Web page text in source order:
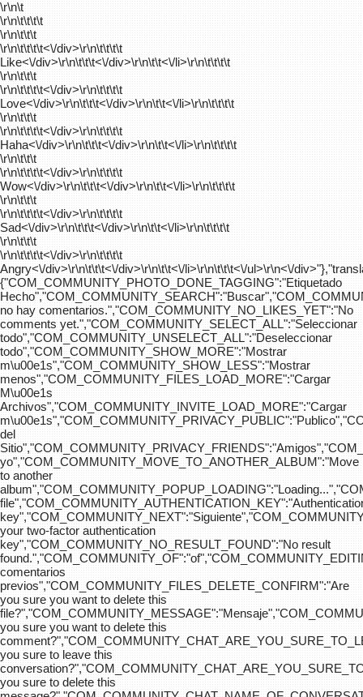
\r\n\t
\r\n\t\t\t\t
\r\n\t\t\t
\r\n\t\t\t\t<\/div>\r\n\t\t\t\t
Like<\/div>\r\n\t\t\t<\/div>\r\n\t\t<\/li>\r\n\t\t\t\t
\r\n\t\t\t
\r\n\t\t\t\t<\/div>\r\n\t\t\t\t
Love<\/div>\r\n\t\t\t<\/div>\r\n\t\t<\/li>\r\n\t\t\t\t
\r\n\t\t\t
\r\n\t\t\t\t<\/div>\r\n\t\t\t\t
Haha<\/div>\r\n\t\t\t<\/div>\r\n\t\t<\/li>\r\n\t\t\t\t
\r\n\t\t\t
\r\n\t\t\t\t<\/div>\r\n\t\t\t\t
Wow<\/div>\r\n\t\t\t<\/div>\r\n\t\t<\/li>\r\n\t\t\t\t
\r\n\t\t\t
\r\n\t\t\t\t<\/div>\r\n\t\t\t\t
Sad<\/div>\r\n\t\t\t<\/div>\r\n\t\t<\/li>\r\n\t\t\t\t
\r\n\t\t\t
\r\n\t\t\t\t<\/div>\r\n\t\t\t\t
Angry<\/div>\r\n\t\t\t<\/div>\r\n\t\t<\/li>\r\n\t\t\t<\/ul>\r\n<\/
{"COM_COMMUNITY_PHOTO_DONE_TAGGING":"Etiquetado
no hay comentarios.","COM_COMMUNITY_NO_LIKES_YET":"No
comments yet.","COM_COMMUNITY_SELECT_ALL":"Seleccionar
todo","COM_COMMUNITY_UNSELECT_ALL":"Deseleccionar
todo","COM_COMMUNITY_SHOW_MORE":"Mostrar
m\u00e1s","COM_COMMUNITY_SHOW_LESS":"Mostrar
menos","COM_COMMUNITY_FILES_LOAD_MORE":"Cargar
M\u00e1s
Archivos","COM_COMMUNITY_INVITE_LOAD_MORE":"Cargar
del
yo","COM_COMMUNITY_MOVE_TO_ANOTHER_ALBUM":"Move
to another
your two-factor authentication
key","COM_COMMUNITY_NO_RESULT_FOUND":"No result
comentarios
previos","COM_COMMUNITY_FILES_DELETE_CONFIRM":"Are
you sure you want to delete this
you sure you want to delete this
you sure to leave this
you sure to delete this